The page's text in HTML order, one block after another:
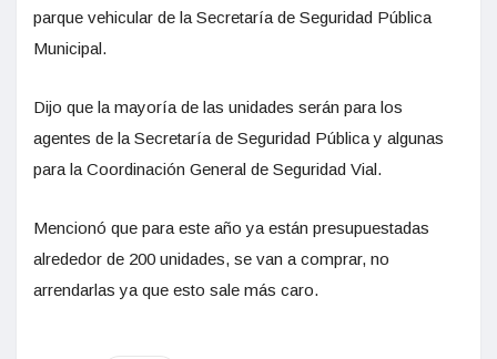
parque vehicular de la Secretaría de Seguridad Pública
Municipal.
Dijo que la mayoría de las unidades serán para los
agentes de la Secretaría de Seguridad Pública y algunas
para la Coordinación General de Seguridad Vial.
Mencionó que para este año ya están presupuestadas
alrededor de 200 unidades, se van a comprar, no
arrendarlas ya que esto sale más caro.